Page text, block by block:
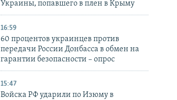
Украины, попавшего в плен в Крыму
16:59
60 процентов украинцев против
передачи России Донбасса в обмен на
гарантии безопасности – опрос
15:47
Войска РФ ударили по Изюму в